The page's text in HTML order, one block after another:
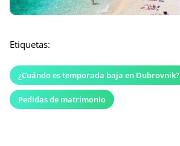
Etiquetas:
¿Cuándo es temporada baja en Dubrovnik?
Pedidas de matrimonio